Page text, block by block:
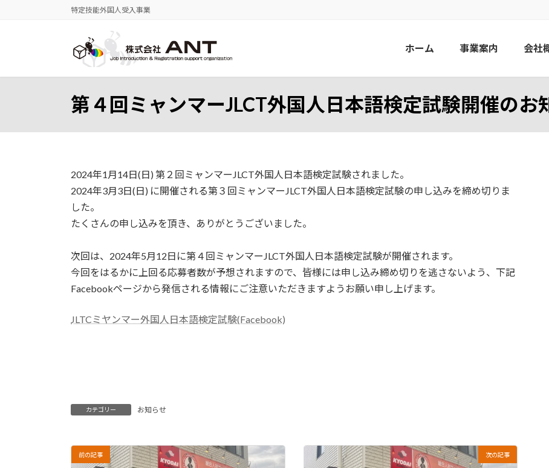
へ
ョ
特定技能外国人受入事業
ホーム 事業案内 会社
第４回ミャンマーJLCT外国人日本語検定試験開催のお
2024年1月14日(日) 第２回ミャンマーJLCT外国人日本語検定試験されました。
2024年3月3日(日) に開催される第３回ミャンマーJLCT外国人日本語検定試験の申し込みを締め切りま
した。
たくさんの申し込みを頂き、ありがとうございました。
次回は、2024年5月12日に第４回ミャンマーJLCT外国人日本語検定試験が開催されます。
今回をはるかに上回る応募者数が予想されますので、皆様には申し込み締め切りを逃さないよう、下記
Facebookページから発信される情報にご注意いただきますようお願い申し上げます。
JLTCミヤンマー外国人日本語検定試験(Facebook)
カテゴリー お知らせ
前の記事 次の記事